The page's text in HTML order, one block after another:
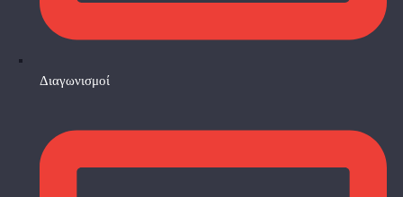
Διαγωνισμοί